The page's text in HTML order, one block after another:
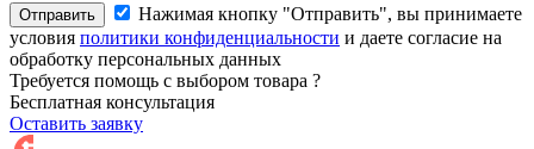
Отправить
Нажимая кнопку "Отправить", вы принимаете
условия политики конфиденциальности и даете согласие на
обработку персональных данных
Требуется помощь с выбором товара ?
Бесплатная консультация
Оставить заявку